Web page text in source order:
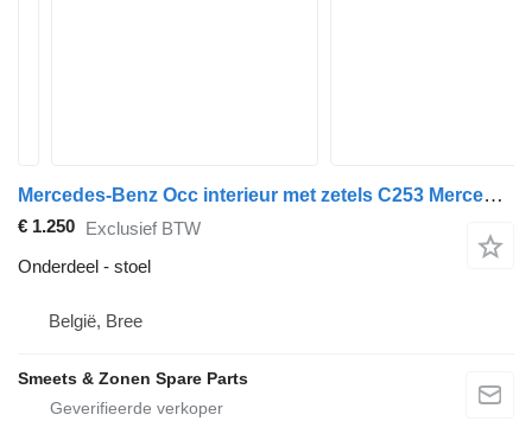
Mercedes-Benz Occ interieur met zetels C253 Mercedes GLC stoel voor auto
€ 1.250 Exclusief BTW
Onderdeel - stoel
België, Bree
Smeets & Zonen Spare Parts